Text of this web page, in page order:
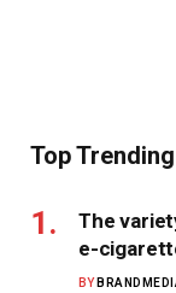
Top Trending
The
e-
BY